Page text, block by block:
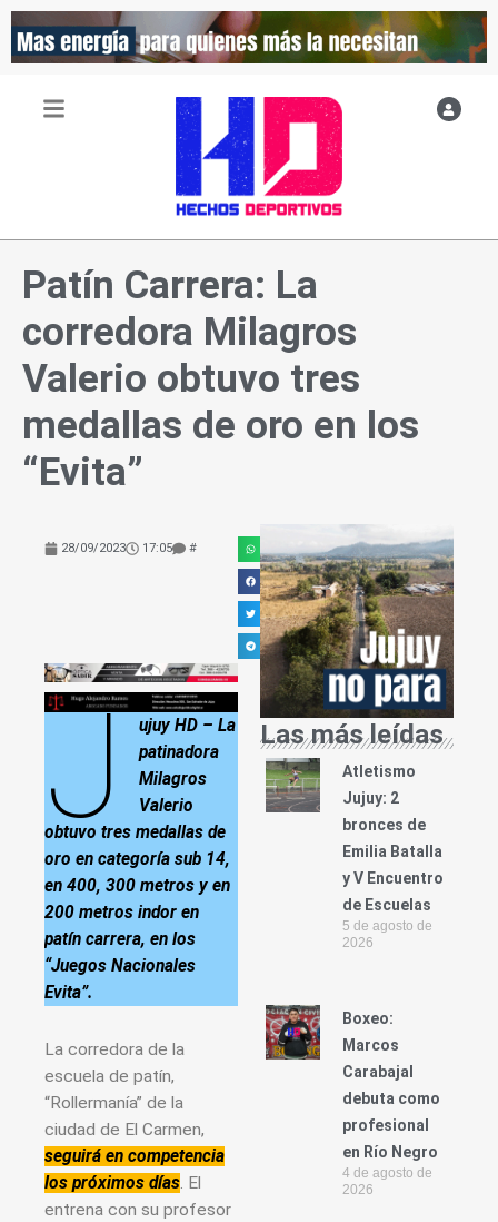
Ir
contenido
Patín Carrera: La
corredora Milagros
Valerio obtuvo tres
medallas de oro en los
“Evita”
28/09/2023 17:05 #
J
ujuy HD – La
patinadora
Milagros
Valerio
obtuvo tres medallas de
oro en categoría sub 14,
en 400, 300 metros y en
200 metros indor en
patín carrera, en los
“Juegos Nacionales
Evita”.
La corredora de la
escuela de patín,
“Rollermanía” de la
ciudad de El Carmen,
seguirá en competencia
los próximos días. El
entrena con su profesor
Las más leídas
Atletismo
Jujuy: 2
bronces de
Emilia Batalla
y V Encuentro
de Escuelas
5 de agosto de
2026
Boxeo:
Marcos
Carabajal
debuta como
profesional
en Río Negro
4 de agosto de
2026